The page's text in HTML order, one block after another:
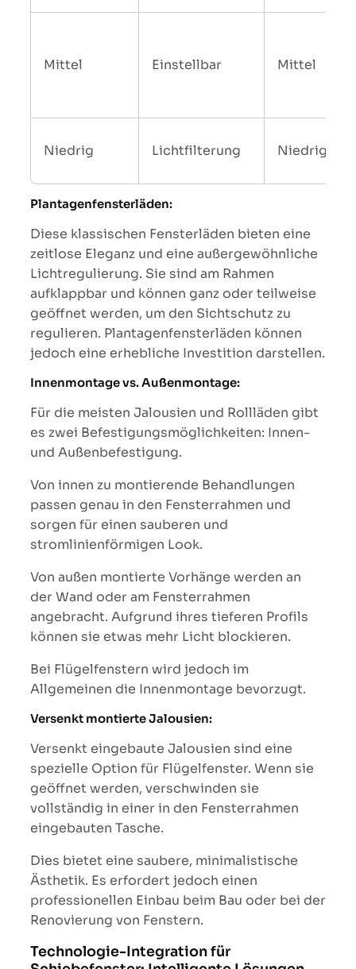
Mittel Einstellbar Mittel
Niedrig Lichtfilterung Niedrig
Plantagenfensterläden:
Diese klassischen Fensterläden bieten eine
zeitlose Eleganz und eine außergewöhnliche
Lichtregulierung. Sie sind am Rahmen
aufklappbar und können ganz oder teilweise
geöffnet werden, um den Sichtschutz zu
regulieren. Plantagenfensterläden können
jedoch eine erhebliche Investition darstellen.
Innenmontage vs. Außenmontage:
Für die meisten Jalousien und Rollläden gibt
es zwei Befestigungsmöglichkeiten: Innen-
und Außenbefestigung.
Von innen zu montierende Behandlungen
passen genau in den Fensterrahmen und
sorgen für einen sauberen und
stromlinienförmigen Look.
Von außen montierte Vorhänge werden an
der Wand oder am Fensterrahmen
angebracht. Aufgrund ihres tieferen Profils
können sie etwas mehr Licht blockieren.
Bei Flügelfenstern wird jedoch im
Allgemeinen die Innenmontage bevorzugt.
Versenkt montierte Jalousien:
Versenkt eingebaute Jalousien sind eine
spezielle Option für Flügelfenster. Wenn sie
geöffnet werden, verschwinden sie
vollständig in einer in den Fensterrahmen
eingebauten Tasche.
Dies bietet eine saubere, minimalistische
Ästhetik. Es erfordert jedoch einen
professionellen Einbau beim Bau oder bei der
Renovierung von Fenstern.
Technologie-Integration für